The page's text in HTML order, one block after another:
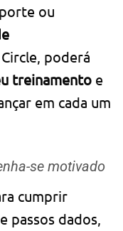
ou
poderá
treinamento e
em cada um
se motivado
cumprir
passos dados,